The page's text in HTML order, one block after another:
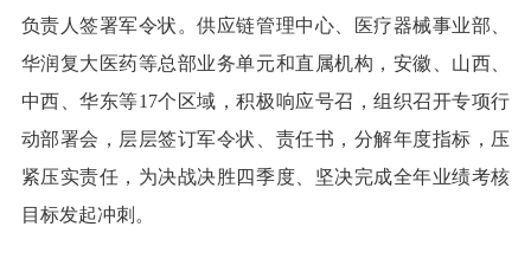
负责人签署军令状。供应链管理中心、医疗器械事业部、
华润复大医药等总部业务单元和直属机构，安徽、山西、
中西、华东等17个区域，积极响应号召，组织召开专项行
动部署会，层层签订军令状、责任书，分解年度指标，压
紧压实责任，为决战决胜四季度、坚决完成全年业绩考核
目标发起冲刺。